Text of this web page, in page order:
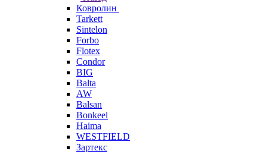
Ковролин
Tarkett
Sintelon
Forbo
Flotex
Condor
BIG
Balta
AW
Balsan
Bonkeel
Haima
WESTFIELD
Зартекс